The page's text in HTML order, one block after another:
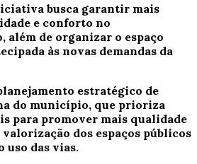
busca garantir mais
e conforto no
além de organizar o espaço
às novas demandas da
estratégico de
do município, que prioriza
para promover mais qualidade
dos espaços públicos
uso das vias.